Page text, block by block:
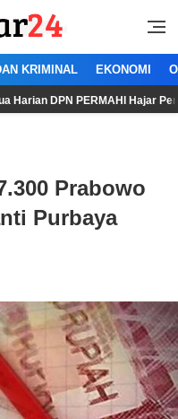
KRIMINAL EKONOMI
PERMAHI Hajar Pernyataan
Prabowo
Purbaya